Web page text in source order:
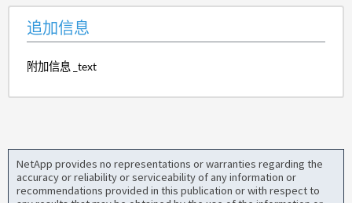
追加信息
附加信息 _text
NetApp provides no representations or warranties regarding the
accuracy or reliability or serviceability of any information or
recommendations provided in this publication or with respect to